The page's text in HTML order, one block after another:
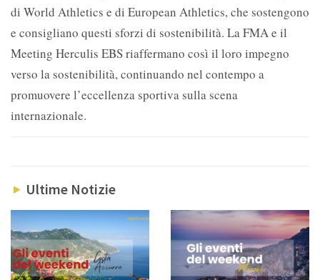
di World Athletics e di European Athletics, che sostengono
e consigliano questi sforzi di sostenibilità. La FMA e il
Meeting Herculis EBS riaffermano così il loro impegno
verso la sostenibilità, continuando nel contempo a
promuovere l’eccellenza sportiva sulla scena
internazionale.
Ultime Notizie